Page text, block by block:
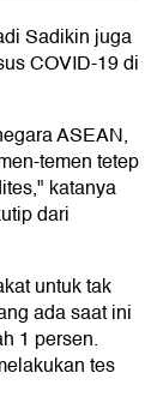
Sadikin juga
COVID-19 di
ASEAN,
temen tetep
katanya
dari
untuk tak
ada saat ini
1 persen.
tes